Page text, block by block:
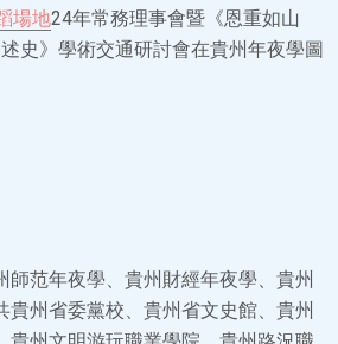
場地24年常務理事會暨《恩重如山
史》學術交通研討會在貴州年夜學圖
師范年夜學、貴州財經年夜學、貴州
貴州省委黨校、貴州省文史館、貴州